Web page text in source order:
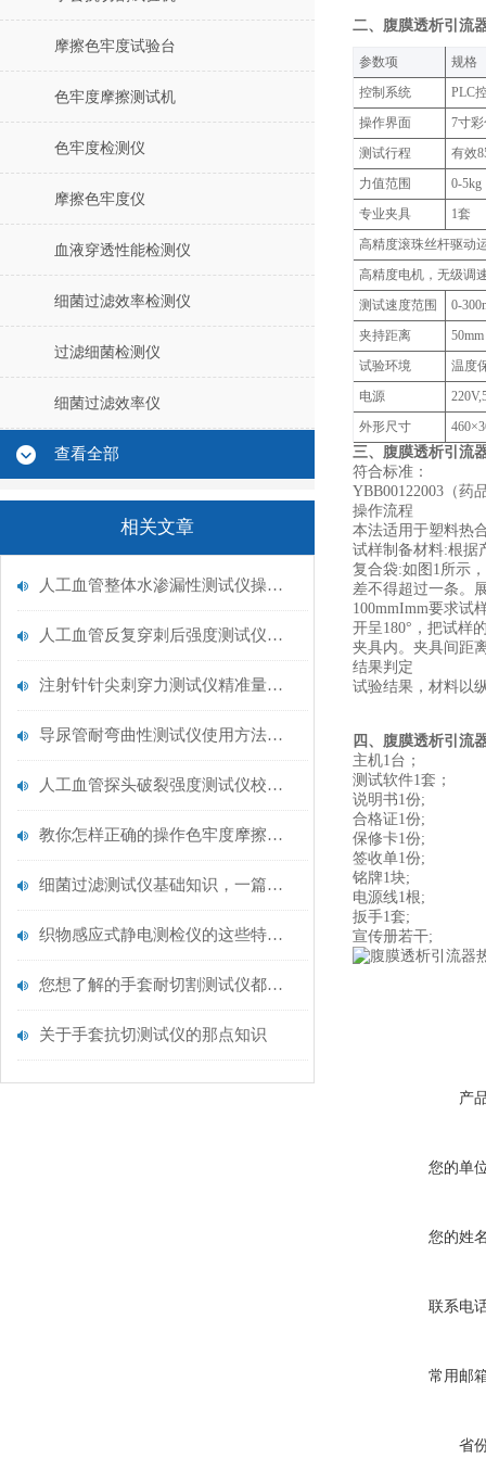
摩擦色牢度试验台
色牢度摩擦测试机
色牢度检测仪
摩擦色牢度仪
血液穿透性能检测仪
细菌过滤效率检测仪
过滤细菌检测仪
细菌过滤效率仪
查看全部
相关文章
人工血管整体水渗漏性测试仪操作中最容易出错的步骤
人工血管反复穿刺后强度测试仪是什么？透析患者的“生命管“质量靠它把关！
注射针针尖刺穿力测试仪精准量化针尖锋利度，构筑临床安全防线
导尿管耐弯曲性测试仪使用方法与操作规范
人工血管探头破裂强度测试仪校准规范：精准赋能医疗安全的技术基准
教你怎样正确的操作色牢度摩擦测试机
细菌过滤测试仪基础知识，一篇搞定
织物感应式静电测检仪的这些特点很少有人都知道
您想了解的手套耐切割测试仪都在这里了
关于手套抗切测试仪的那点知识
二、 腹膜透析引流
参数项‌
‌规格‌
控制系统
PLC
操作界面
7寸
测试行程
有效
力值范围
0-
专业夹具
1套
高精度滚珠丝杆驱动
高精度电机，无级调
测试速度范围
0-
夹持距离
试验环境
温度
电源
外形尺寸
三、 腹膜透析引流
符合标准‌：
YBB00122003（药
操作流程‌
本法适用于塑料热
试样制备材料:根据
复合袋:如图1所示
差不得超过一条。
100mmImm要求试
开呈180°，把试样
夹具内。夹具间距
结果判定
试验结果，材料以
四、 腹膜透析引流
主机1台；
测试软件1套；
说明书1份;
合格证1份;
保修卡1份;
签收单1份;
铭牌1块;
电源线1根;
扳手1套;
宣传册若干;
产
您的单
您的姓
联系电
常用邮
省